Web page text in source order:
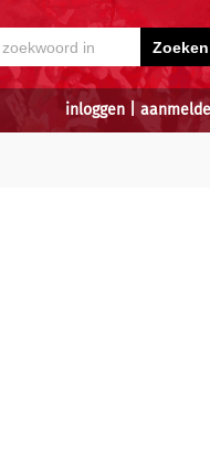
inloggen